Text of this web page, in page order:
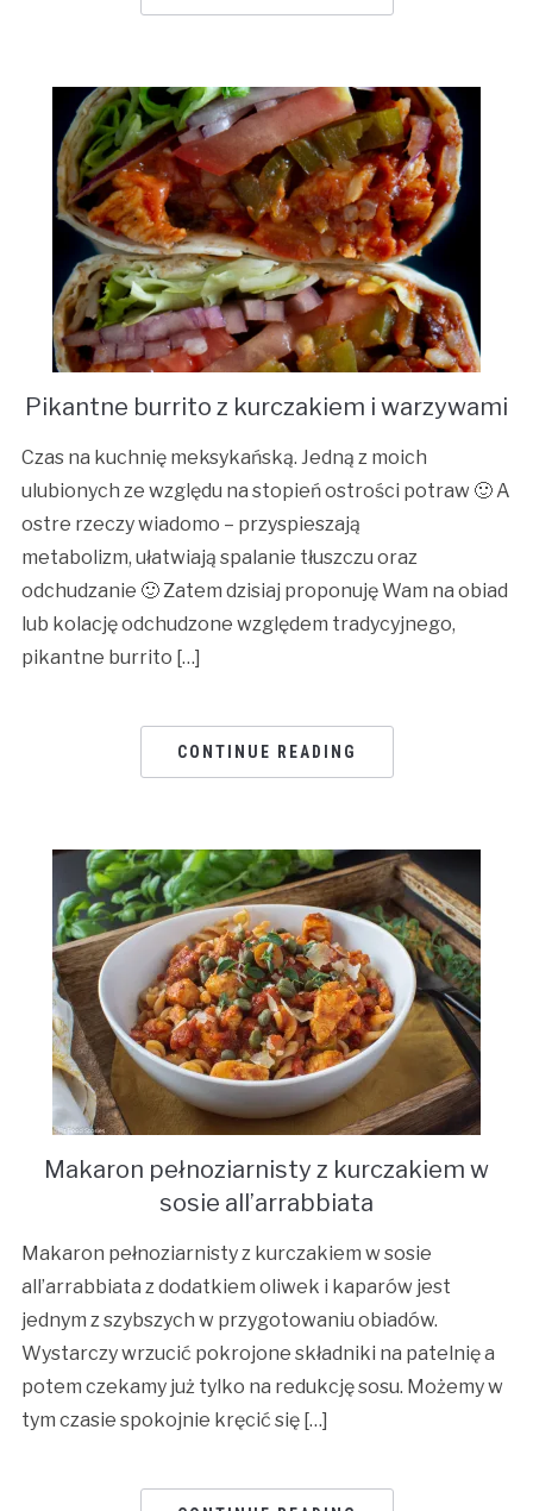
Pikantne burrito z kurczakiem i warzywami
Czas na kuchnię meksykańską. Jedną z moich
ulubionych ze względu na stopień ostrości potraw 🙂 A
ostre rzeczy wiadomo – przyspieszają
metabolizm, ułatwiają spalanie tłuszczu oraz
odchudzanie 🙂 Zatem dzisiaj proponuję Wam na obiad
lub kolację odchudzone względem tradycyjnego,
pikantne burrito […]
CONTINUE READING
Makaron pełnoziarnisty z kurczakiem w
sosie all’arrabbiata
Makaron pełnoziarnisty z kurczakiem w sosie
all’arrabbiata z dodatkiem oliwek i kaparów jest
jednym z szybszych w przygotowaniu obiadów.
Wystarczy wrzucić pokrojone składniki na patelnię a
potem czekamy już tylko na redukcję sosu. Możemy w
tym czasie spokojnie kręcić się […]